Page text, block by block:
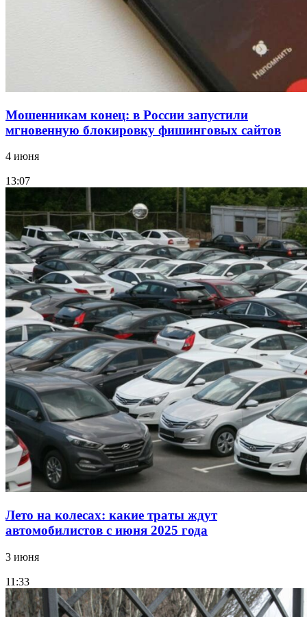
Мошенникам конец: в России запустили
мгновенную блокировку фишинговых сайтов
4 июня
13:07
Лето на колесах: какие траты ждут
автомобилистов с июня 2025 года
3 июня
11:33